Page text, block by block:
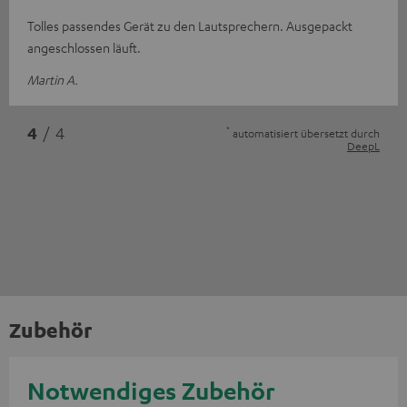
Tolles passendes Gerät zu den Lautsprechern. Ausgepackt
angeschlossen läuft.
Martin A.
4 / 4 * automatisiert übersetzt durch
DeepL
Zubehör
Notwendiges Zubehör